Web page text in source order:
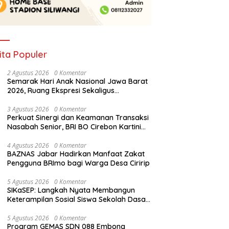
Populer
2 Agustus 2026 0 Komentar
Semarak Hari Anak Nasional Jawa Barat
2026, Ruang Ekspresi Sekaligus
3 Agustus 2026 0 Komentar
Perkuat Sinergi dan Keamanan Transaksi
Nasabah Senior, BRI BO Cirebon Kartini
4 Agustus 2026 0 Komentar
BAZNAS Jabar Hadirkan Manfaat Zakat
Pengguna BRImo bagi Warga Desa Ciririp
5 Agustus 2026 0 Komentar
SIKaSEP: Langkah Nyata Membangun
Keterampilan Sosial Siswa Sekolah Dasar
5 Agustus 2026 0 Komentar
Program GEMAS SDN 088 Embong